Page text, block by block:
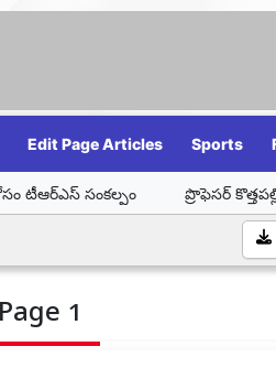
Edit Page Articles Sports
ప్రొఫెసర్ కొత్తపల్లి
1